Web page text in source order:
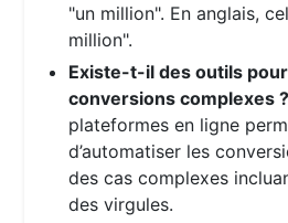
"un million". En anglais,
million".
Existe-t-il des outils
conversions complexes ?
plateformes en ligne
d’automatiser les
des cas complexes
des virgules.